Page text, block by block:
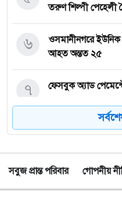
তরুণ শিল্পী পেহেলী
ওসমানীনগরে ইউনিক
আহত অন্তত ২৫
৬
ফেসবুক অ্যাড
৭
সিলেটে চার বছরের
৮
নয়াদিল্লিতে
সংবাদমাধ্যমের
৯
সবুজ প্রান্ত পরিবার গোপনীয়